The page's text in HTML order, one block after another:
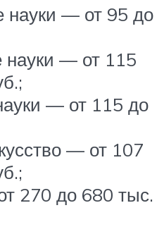
науки — от 95 до
науки — от 115
— от 115 до
— от 107
270 до 680 тыс.